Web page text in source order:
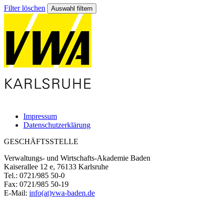
Filter löschen
Impressum
Datenschutzerklärung
GESCHÄFTSSTELLE
Verwaltungs- und Wirtschafts-Akademie Baden
Kaiserallee 12 e, 76133 Karlsruhe
Tel.: 0721/985 50-0
Fax: 0721/985 50-19
E-Mail: info(at)vwa-baden.de